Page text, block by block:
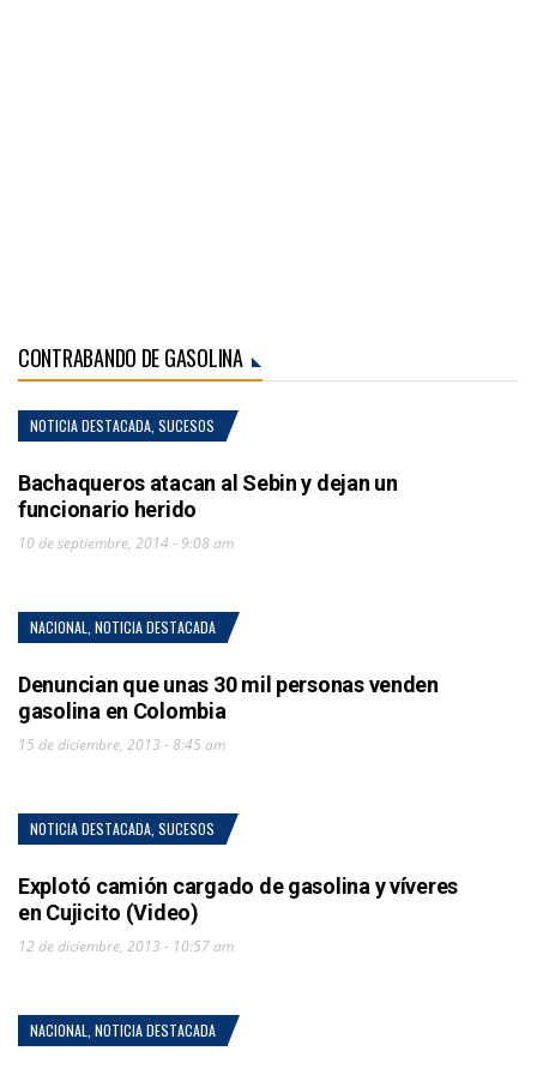
CONTRABANDO DE GASOLINA
NOTICIA DESTACADA SUCESOS
Bachaqueros atacan al Sebin y dejan un
funcionario herido
10 de septiembre, 2014 - 9:08 am
NACIONAL NOTICIA DESTACADA
Denuncian que unas 30 mil personas venden
gasolina en Colombia
15 de diciembre, 2013 - 8:45 am
NOTICIA DESTACADA SUCESOS
Explotó camión cargado de gasolina y víveres
en Cujicito (Video)
12 de diciembre, 2013 - 10:57 am
NACIONAL NOTICIA DESTACADA